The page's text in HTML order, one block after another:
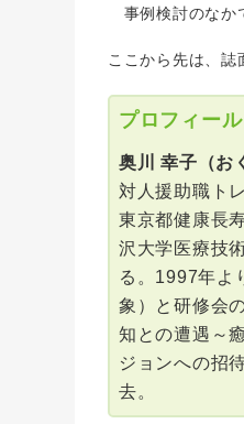
事例検討のなか
ここから先は、誌
プロフィール
奥川 幸子（お
対人援助職ト
東京都健康長
沢大学医療技
る。1997年よ
象）と研修会
知との遭遇～
ジョンへの招
去。